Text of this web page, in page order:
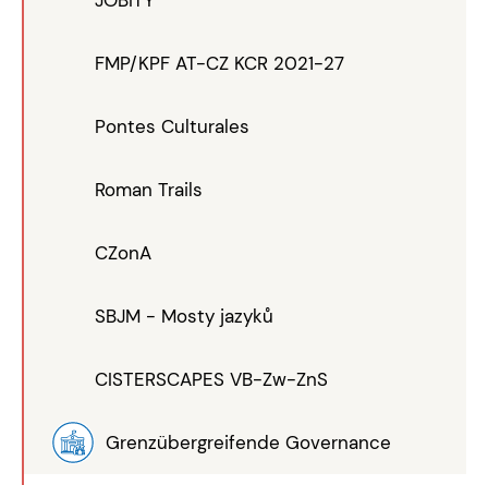
FMP/KPF AT-CZ KCR 2021-27
Pontes Culturales
Roman Trails
CZonA
SBJM - Mosty jazyků
CISTERSCAPES VB-Zw-ZnS
Grenzübergreifende Governance